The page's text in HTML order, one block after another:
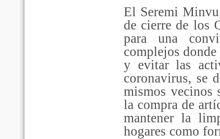
El Seremi
de cierre de los
para una
complejos donde
y evitar las
coronavirus, se
mismos vecinos
la compra de
mantener la
hogares como